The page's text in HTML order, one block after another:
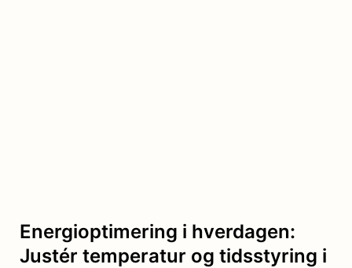
Energioptimering i hverdagen:
Justér temperatur og tidsstyring i